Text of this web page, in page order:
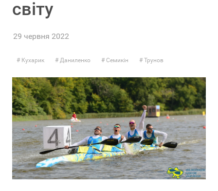
світу
29 червня 2022
Кухарик Даниленко Семикін Трунов